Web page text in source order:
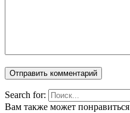
Search for:
Вам также может понравиться